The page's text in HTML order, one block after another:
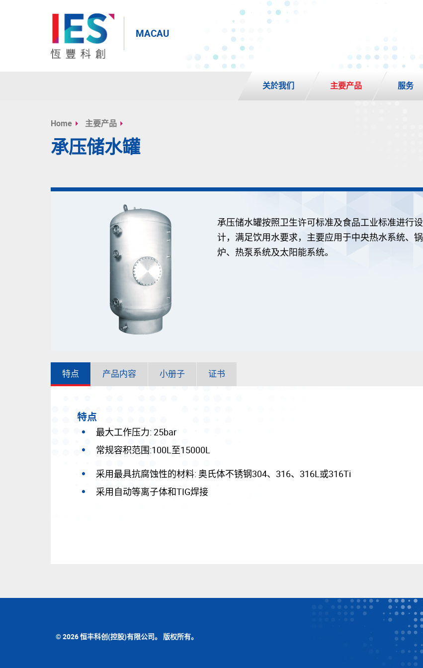
MACAU
关於我们 主要产品 服务
Home 主要产品
承压储水罐
承压储水罐按照卫生许可标准及食品工业标准进行设
计，满足饮用水要求，主要应用于中央热水系统、锅
炉、热泵系统及太阳能系统。
特点 产品内容 小册子 证书
特点
最大工作压力: 25bar
常规容积范围:100L至15000L
采用最具抗腐蚀性的材料: 奥氏体不锈钢304、316、316L或316Ti
采用自动等离子体和TIG焊接
© 2026 恒丰科创(控股)有限公司。 版权所有。